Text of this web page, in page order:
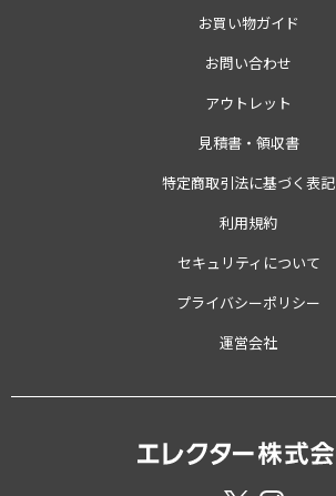
お買い物ガイド
お問い合わせ
アウトレット
見積書・領収書
特定商取引法に基づく表記
利用規約
セキュリティについて
プライバシーポリシー
運営会社